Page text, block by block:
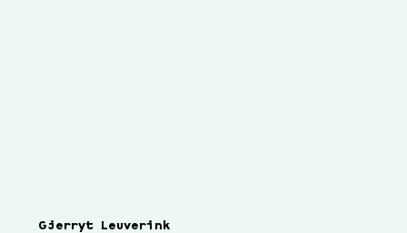
Gjerryt Leuverink